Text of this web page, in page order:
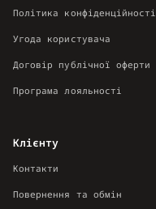
Політика конфіденційності
Угода користувача
Договір публічної оферти
Програма лояльності
Клієнту
Контакти
Повернення та обмін